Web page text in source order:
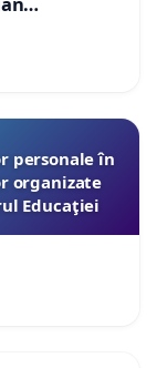
de
personale în
organizate
Educaţiei